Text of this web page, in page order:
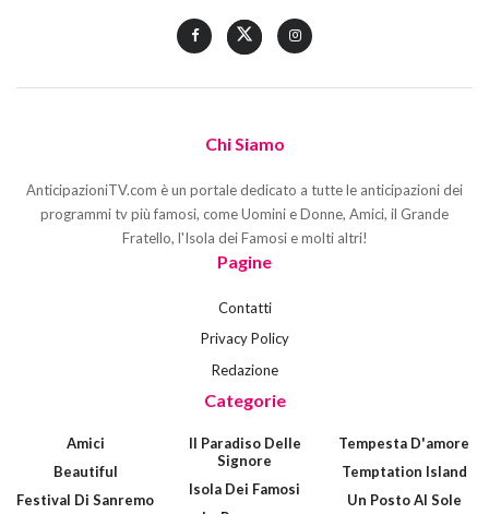
Chi Siamo
AnticipazioniTV.com è un portale dedicato a tutte le anticipazioni dei
programmi tv più famosi, come Uomini e Donne, Amici, il Grande
Fratello, l'Isola dei Famosi e molti altri!
Pagine
Contatti
Privacy Policy
Redazione
Categorie
Amici
Beautiful
Festival Di Sanremo
Il Paradiso Delle
Signore
Isola Dei Famosi
Tempesta D'amore
Temptation Island
Un Posto Al Sole